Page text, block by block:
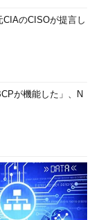
のCISOが提言し
が機能した」、N